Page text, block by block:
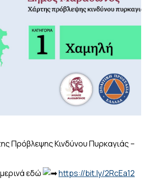
Πρόβλεψης Κινδύνου Πυρκαγιάς –
εδώ
https://bit.ly/2RcEa12